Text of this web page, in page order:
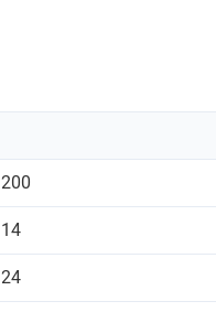
200
14
24